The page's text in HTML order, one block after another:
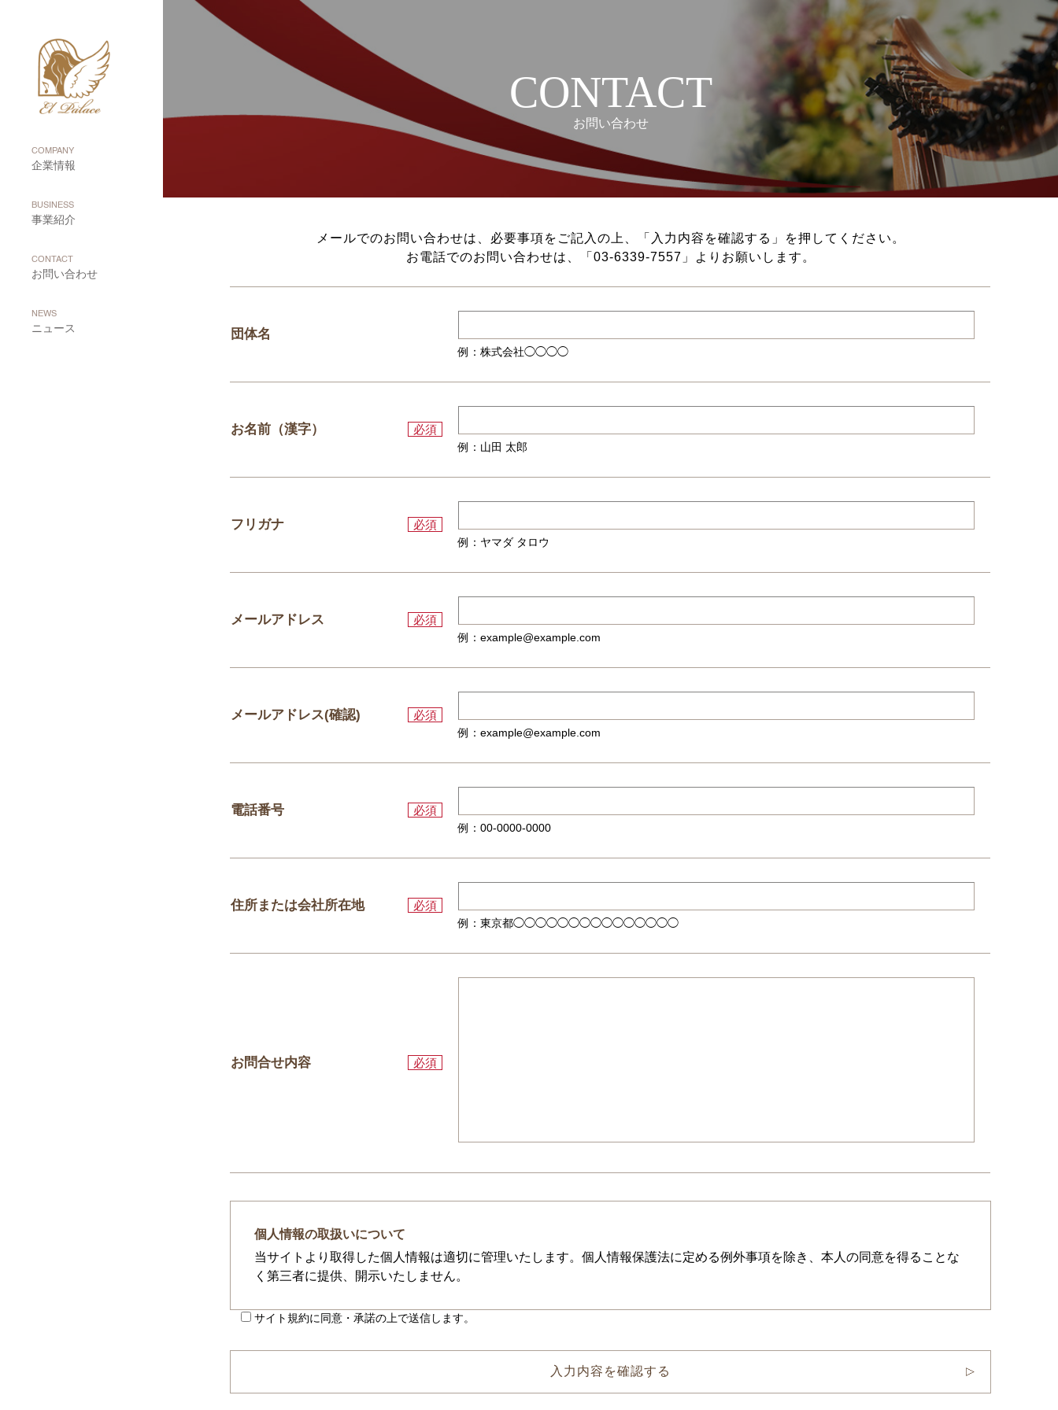
COMPANY
企業情報
BUSINESS
事業紹介
CONTACT
お問い合わせ
NEWS
ニュース
CONTACT
お問い合わせ
メールでのお問い合わせは、必要事項をご記入の上、「入力内容を確認する」を押してください。
お電話でのお問い合わせは、「 03-6339-7557 」よりお願いします。
団体名
例：株式会社◯◯◯◯
お名前（漢字） 必須
例：山田 太郎
フリガナ 必須
例：ヤマダ タロウ
メールアドレス 必須
例：example@example.com
メールアドレス(確認) 必須
例：example@example.com
電話番号 必須
例：00-0000-0000
住所または会社所在地 必須
例：東京都◯◯◯◯◯◯◯◯◯◯◯◯◯◯◯
お問合せ内容 必須
個人情報の取扱いについて
当サイトより取得した個人情報は適切に管理いたします。個人情報保護法に定める例外事項を除き、本人の同意を得ることな
く第三者に提供、開示いたしません。
サイト規約に同意・承諾の上で送信します。